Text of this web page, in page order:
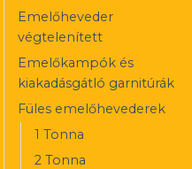
Emelőheveder
végtelenített
Emelőkampók és
kiakadásgátló garnitúrák
Füles emelőhevederek
1 Tonna
2 Tonna